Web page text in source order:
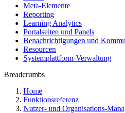
Meta-Elemente
Reporting
Learning Analytics
Portalseiten und Panels
Benachrichtigungen und
Resourcen
Systemplattform-Verwaltung
Breadcrumbs
Home
Funktionsreferenz
Nutzer- und Organisations-